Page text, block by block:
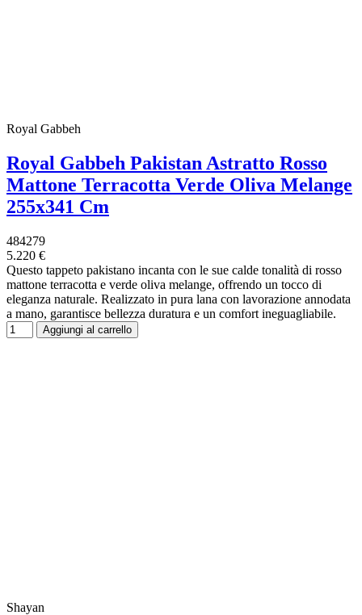
Royal Gabbeh
Royal Gabbeh Pakistan Astratto Rosso
Mattone Terracotta Verde Oliva Melange
255x341 Cm
484279
5.220 €
Questo tappeto pakistano incanta con le sue calde tonalità di rosso
mattone terracotta e verde oliva melange, offrendo un tocco di
eleganza naturale. Realizzato in pura lana con lavorazione annodata
a mano, garantisce bellezza duratura e un comfort ineguagliabile.
Aggiungi al carrello
Shayan